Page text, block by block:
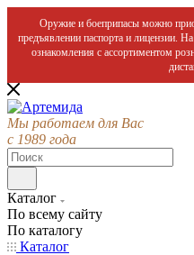
Оружие и боеприпасы можно
предъявлении паспорта и лицензии.
ознакомления с ассортиментом
Мы работаем для Вас
с 1989 года
Каталог
По всему сайту
По каталогу
Каталог